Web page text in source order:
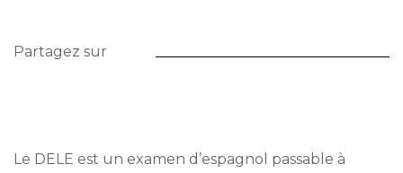
Partagez sur
Le DELE est un examen d’espagnol passable à